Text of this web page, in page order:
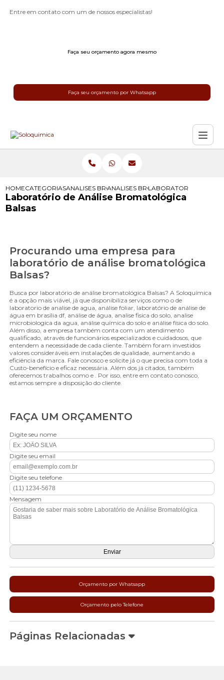
Entre em contato com um de nossos especialistas!
Faça seu orçamento agora mesmo
Faça seu orçamento por Whatsapp
HOMECATEGORIASANALISES BROMATOLOGICAS
ANALISES BROMATOLOGICAS PARA
LABORATORIO DE
Laboratório de Análise Bromatológica
Balsas
Procurando uma empresa para
laboratório de análise bromatológica
Balsas?
Busca por laboratório de análise bromatológica Balsas? A Soloquímica
é a opção mais viável, já que disponibiliza serviços como o de
laboratorio de analise de agua, análise foliar, laboratório de análise de
água em brasília df, análise de água, analise fisica do solo, analise
microbiologica da agua, análise química do solo e análise física do solo.
Além disso, a empresa também conta com um atendimento
qualificado, através de funcionários especializados e cuidadosos, que
entendem a necessidade de cada cliente. Também foram investidos
valores consideráveis em instalações de qualidade, aumentando a
eficiência da marca. Fale conosco e solicite já o que precisa com toda a
Custo-benefício e eficaz necessária. Além dos já citados, também
oferecemos trabalhos como e . Por isso, entre em contato conosco,
estamos sempre a disposição do cliente.
FAÇA UM ORÇAMENTO
Digite seu nome
Digite seu email
Digite seu telefone
Mensagem
Orçamento por Whatsapp
Orçamento pelo Telefone
Páginas Relacionadas